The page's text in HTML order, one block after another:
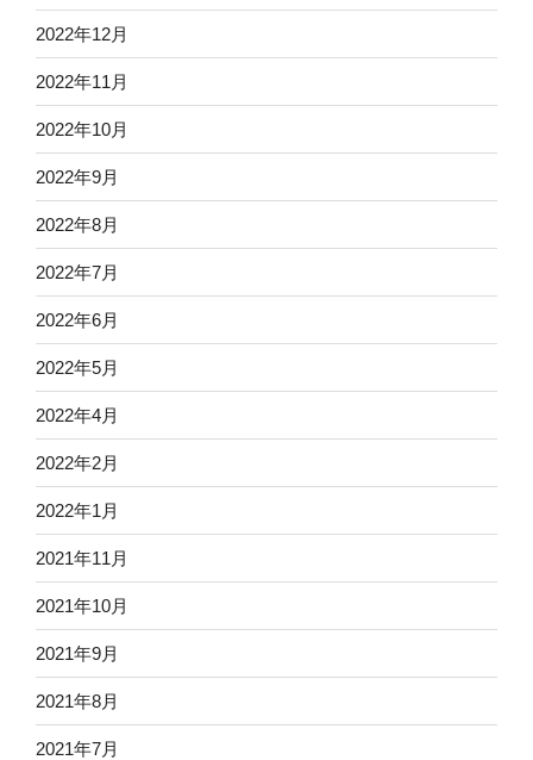
2022年12月
2022年11月
2022年10月
2022年9月
2022年8月
2022年7月
2022年6月
2022年5月
2022年4月
2022年2月
2022年1月
2021年11月
2021年10月
2021年9月
2021年8月
2021年7月